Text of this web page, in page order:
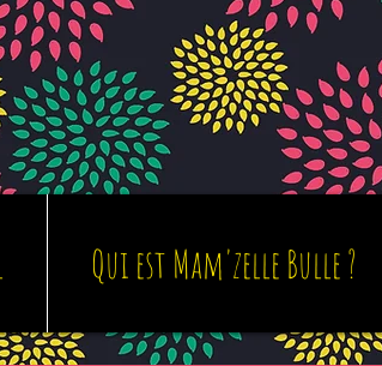
Qui est Mam'zelle Bulle ?